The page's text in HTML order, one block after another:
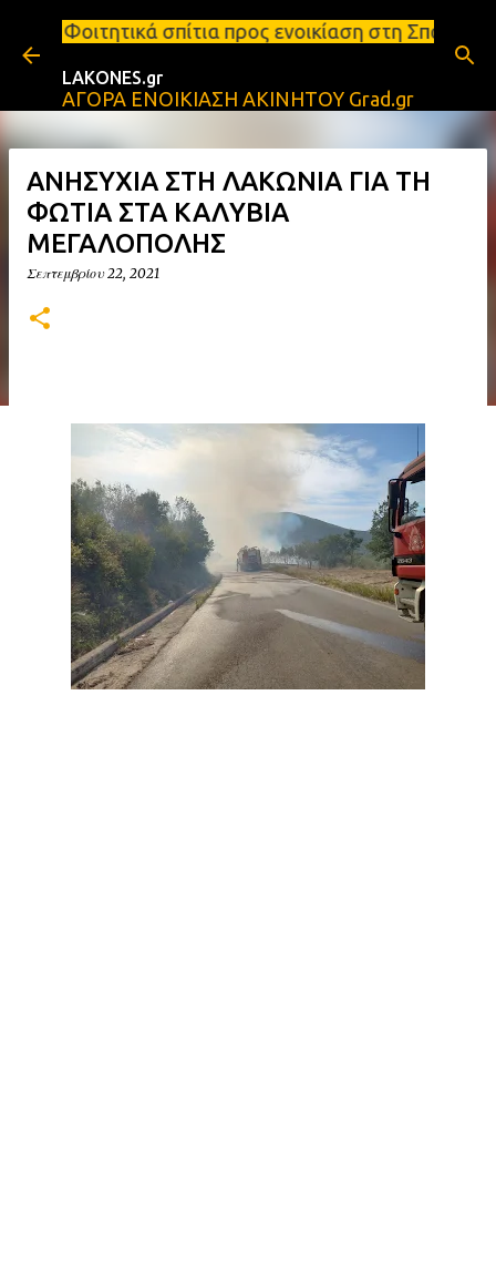
Μετάβαση στο κύριο περιεχόμενο
σπίτια προς ενοικίαση στη Σπάρτη
LAKONES.gr
ΑΓΟΡΑ ΕΝΟΙΚΙΑΣΗ ΑΚΙΝΗΤΟΥ Grad.gr
ΑΝΗΣΥΧΙΑ ΣΤΗ ΛΑΚΩΝΙΑ ΓΙΑ ΤΗ
ΦΩΤΙΑ ΣΤΑ ΚΑΛΥΒΙΑ
ΜΕΓΑΛΟΠΟΛΗΣ
Σεπτεμβρίου 22, 2021